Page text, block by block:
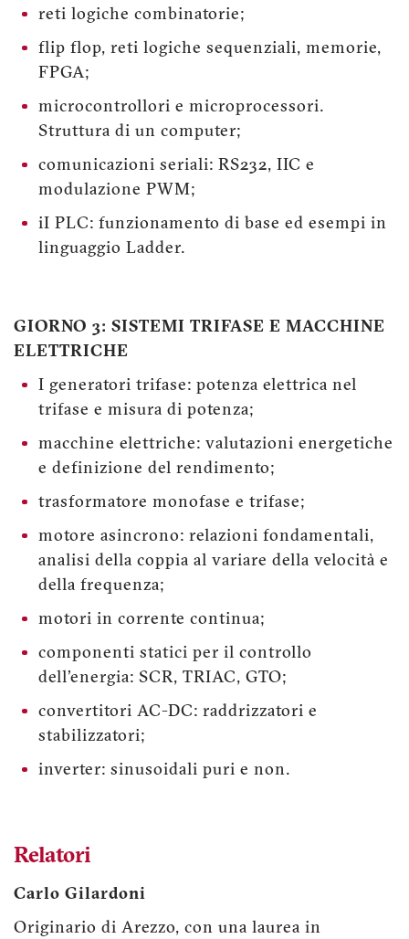
reti logiche combinatorie;
flip flop, reti logiche sequenziali, memorie,
FPGA;
microcontrollori e microprocessori.
Struttura di un computer;
comunicazioni seriali: RS232, IIC e
modulazione PWM;
iI PLC: funzionamento di base ed esempi in
linguaggio Ladder.
GIORNO 3: SISTEMI TRIFASE E MACCHINE
ELETTRICHE
I generatori trifase: potenza elettrica nel
trifase e misura di potenza;
macchine elettriche: valutazioni energetiche
e definizione del rendimento;
trasformatore monofase e trifase;
motore asincrono: relazioni fondamentali,
analisi della coppia al variare della velocità e
della frequenza;
motori in corrente continua;
componenti statici per il controllo
dell'energia: SCR, TRIAC, GTO;
convertitori AC-DC: raddrizzatori e
stabilizzatori;
inverter: sinusoidali puri e non.
Relatori
Carlo Gilardoni
Originario di Arezzo, con una laurea in